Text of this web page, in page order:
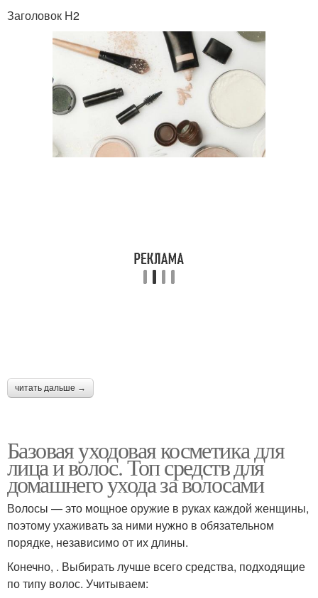
Заголовок H2
читать дальше →
Базовая уходовая косметика для
лица и волос. Топ средств для
домашнего ухода за волосами
Волосы — это мощное оружие в руках каждой женщины,
поэтому ухаживать за ними нужно в обязательном
порядке, независимо от их длины.
Конечно, . Выбирать лучше всего средства, подходящие
по типу волос. Учитываем: